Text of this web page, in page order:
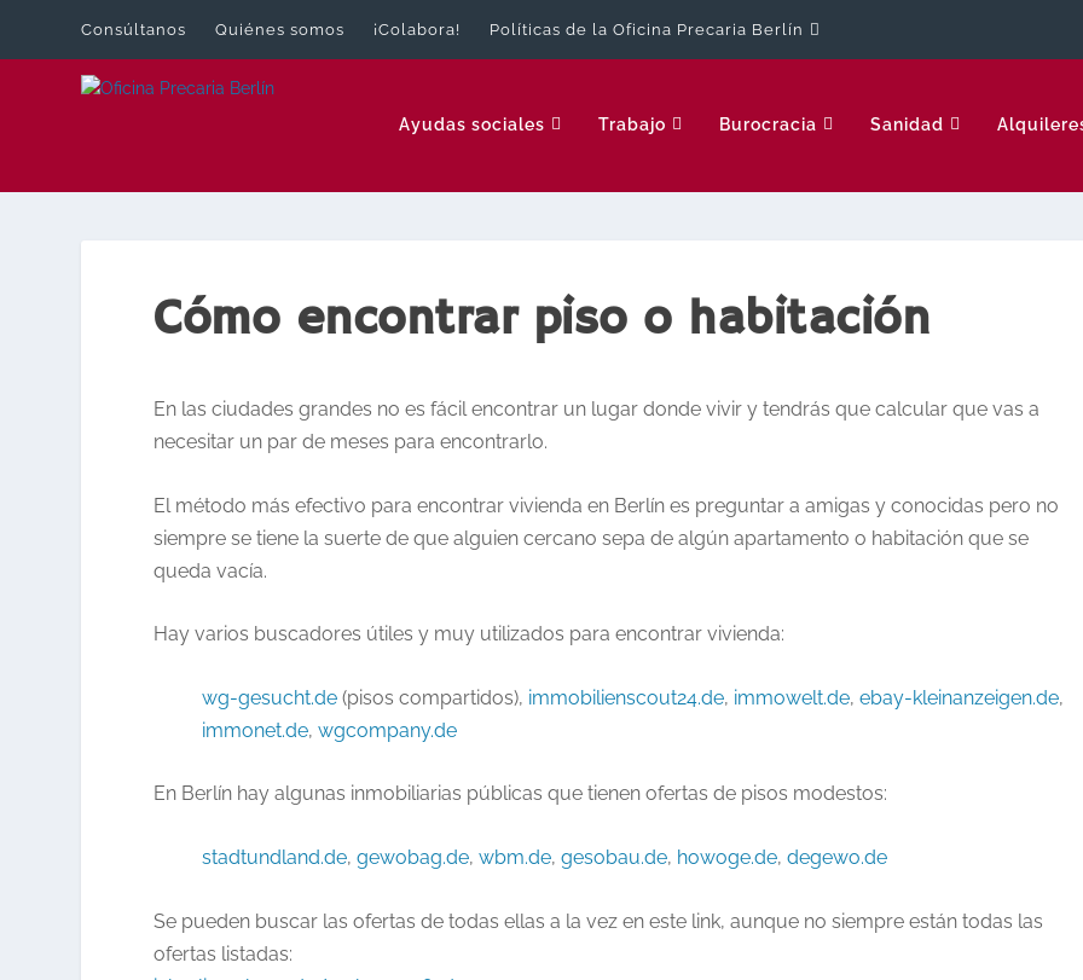
Consúltanos Quiénes somos ¡Colabora! Políticas de la Oficina Precaria Berlín
Ayudas sociales Trabajo Burocracia Sanidad
Cómo encontrar piso o habitación
En las ciudades grandes no es fácil encontrar un lugar donde vivir y tendrás que calcular que vas a
necesitar un par de meses para encontrarlo.
El método más efectivo para encontrar vivienda en Berlín es preguntar a amigas y conocidas pero no
siempre se tiene la suerte de que alguien cercano sepa de algún apartamento o habitación que se
queda vacía.
Hay varios buscadores útiles y muy utilizados para encontrar vivienda:
wg-gesucht.de (pisos compartidos), immobilienscout24.de, immowelt.de,ebay-kleinanzeigen.de,
immonet.de,wgcompany.de
En Berlín hay algunas inmobiliarias públicas que tienen ofertas de pisos modestos:
stadtundland.de,gewobag.de,wbm.de,gesobau.de, howoge.de,degewo.de
Se pueden buscar las ofertas de todas ellas a la vez en este link, aunque no siempre están todas las
ofertas listadas: